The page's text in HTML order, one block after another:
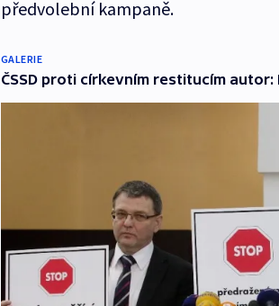
předvolební kampaně.
GALERIE
ČSSD proti církevním restitucím autor: